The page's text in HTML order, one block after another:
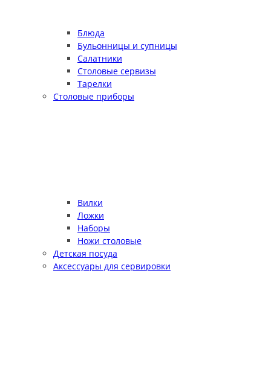
Блюда
Бульонницы и супницы
Салатники
Столовые сервизы
Тарелки
Столовые приборы
Вилки
Ложки
Наборы
Ножи столовые
Детская посуда
Аксессуары для сервировки